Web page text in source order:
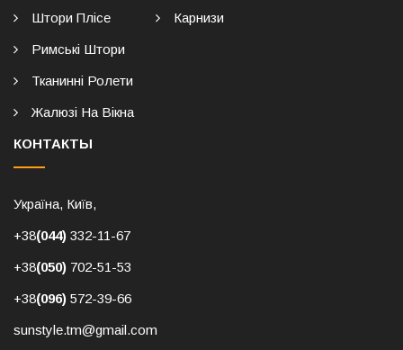
Штори Плісе
Римські Штори
Тканинні Ролети
Жалюзі На Вікна
Карнизи
КОНТАКТЫ
Україна, Київ,
+38(044) 332-11-67
+38(050) 702-51-53
+38(096) 572-39-66
sunstyle.tm@gmail.com